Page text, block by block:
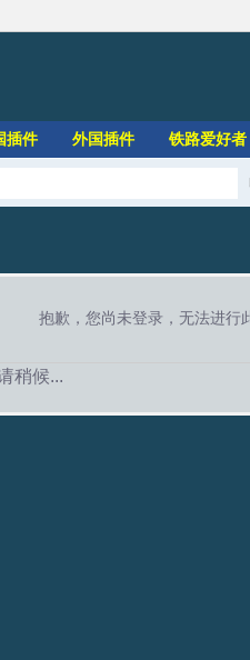
插件 外国插件 铁路爱好者
抱歉，您尚未登录，无法进行
稍候...